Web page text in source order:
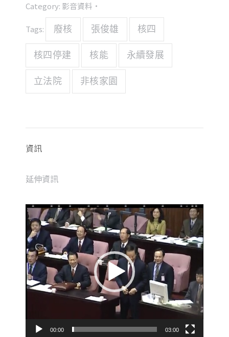
Category: 影音資料
Tags: 廢核 張俊雄 核四
核四停建 核能 永續發展
立法院 非核家園
資訊
延伸資訊
視
訊
播
放
器
00:00 03:00